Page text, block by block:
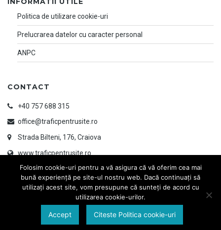
Politica de utilizare cookie-uri
Prelucrarea datelor cu caracter personal
ANPC
CONTACT
+40 757 688 315
office@traficpentrusite.ro
Strada Bilteni, 176, Craiova
www.traficpentrusite.ro
© 2026 TRAFIC PENTRU SITE | Designed & Developed bywww.ayandesign.ro
Folosim cookie-uri pentru a vă asigura că vă oferim cea mai
bună experiență pe site-ul nostru web. Dacă continuați să
utilizați acest site, vom presupune că sunteți de acord cu
utilizarea cookie-urilor.
Accept Citeste Politica cookie-uri